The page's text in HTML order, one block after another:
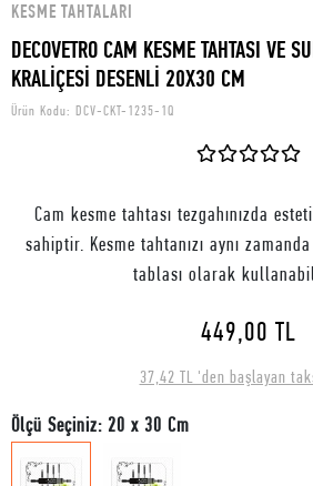
KESME TAHTALARI
DECOVETRO CAM KESME TAHTASI VE
KRALİÇESİ DESENLİ 20X30 CM
Ürün Kodu: DCV-CKT-1235-1Q
Cam kesme tahtası tezgahınızda
sahiptir. Kesme tahtanızı aynı
tablası olarak
449,00 TL
37,42 TL 'den başlayan
Ölçü Seçiniz: 20 x 30 Cm